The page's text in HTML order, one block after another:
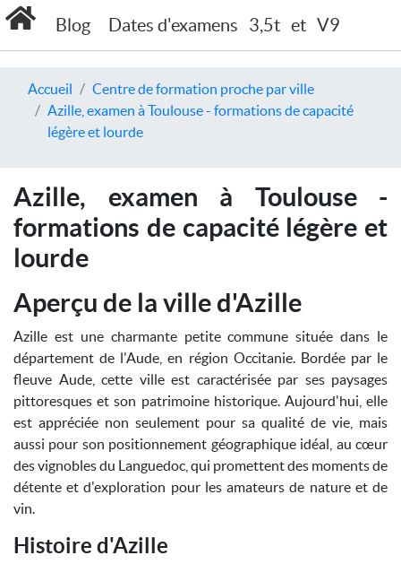
Blog Dates d'examens 3,5t et V9
Accueil
Centre de formation proche par ville
Azille, examen à Toulouse - formations de capacité
légère et lourde
Azille, examen à Toulouse -
formations de capacité légère et
lourde
Aperçu de la ville d'Azille
Azille est une charmante petite commune située dans le
département de l'Aude, en région Occitanie. Bordée par le
fleuve Aude, cette ville est caractérisée par ses paysages
pittoresques et son patrimoine historique. Aujourd'hui, elle
est appréciée non seulement pour sa qualité de vie, mais
aussi pour son positionnement géographique idéal, au cœur
des vignobles du Languedoc, qui promettent des moments de
détente et d'exploration pour les amateurs de nature et de
vin.
Histoire d'Azille